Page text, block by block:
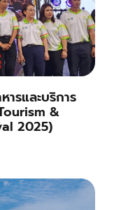
รและบริการ
&
2025)